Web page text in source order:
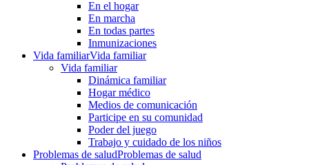
En el hogar
En marcha
En todas partes
Inmunizaciones
Vida familiarVida familiar
Vida familiar
Dinámica familiar
Hogar médico
Medios de comunicación
Participe en su comunidad
Poder del juego
Trabajo y cuidado de los niños
Problemas de saludProblemas de salud